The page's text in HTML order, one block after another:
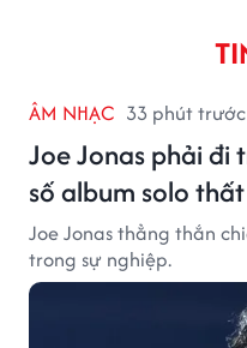
ÂM NHẠC 33 phút trước
Joe Jonas phải đi
số album solo
Joe Jonas thẳng thắn
trong sự nghiệp.